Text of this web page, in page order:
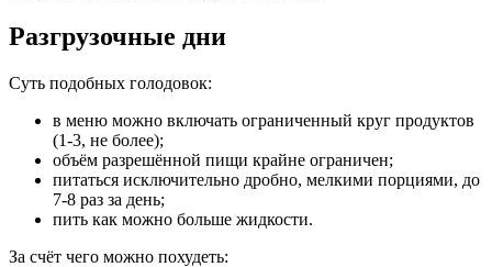
Разгрузочные дни
Суть подобных голодовок:
в меню можно включать ограниченный круг продуктов
(1-3, не более);
объём разрешённой пищи крайне ограничен;
питаться исключительно дробно, мелкими порциями, до
7-8 раз за день;
пить как можно больше жидкости.
За счёт чего можно похудеть: